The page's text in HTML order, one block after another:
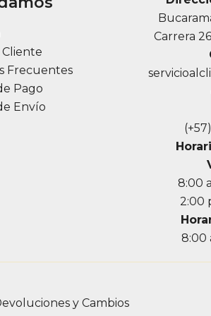
Cliente
Frecuentes
Pago
Envío
Carrera
8:00
2:00
8:00
y Cambios